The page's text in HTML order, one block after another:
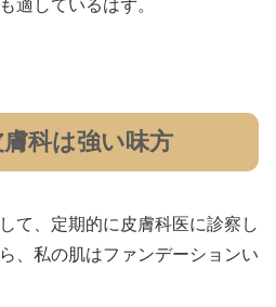
適しているはず。
科は強い味方
て、定期的に皮膚科医に診察し
、私の肌はファンデーションい